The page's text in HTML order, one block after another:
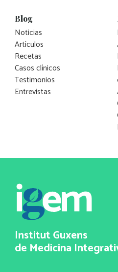
Blog
Noticias
Artículos
Recetas
Casos clínicos
Testimonios
Entrevistas
Institut Guxens
de Medicina